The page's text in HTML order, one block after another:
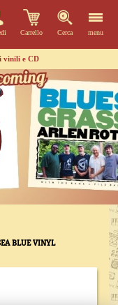
Carrello Cerca menu
vinili e CD
BLUE VINYL